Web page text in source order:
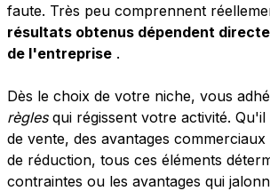
faute. Très peu comprennent
résultats obtenus dépendent
de l'entreprise .
Dès le choix de votre niche, vous
règles qui régissent votre activité.
de vente, des avantages
de réduction, tous ces éléments
contraintes ou les avantages qui